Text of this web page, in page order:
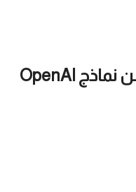
مايكروسوفت تستغني عن نماذج OpenAI